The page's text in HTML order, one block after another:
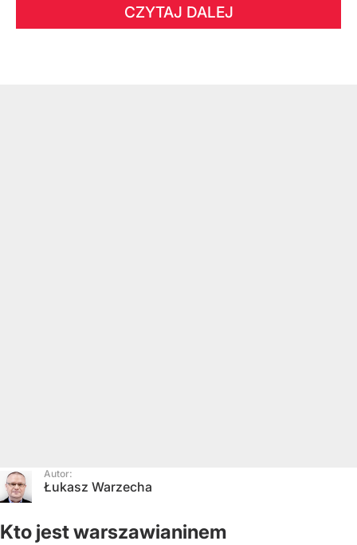
CZYTAJ DALEJ
Autor:
Łukasz Warzecha
Kto jest warszawianinem